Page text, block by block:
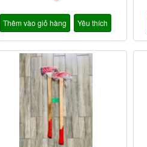
Thêm vào giỏ hàng Yêu thích